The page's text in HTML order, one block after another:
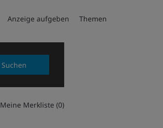
Anzeige aufgeben Themen
Suchen
Meine Merkliste (0)